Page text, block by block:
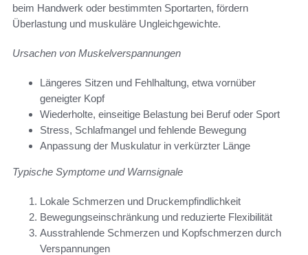
beim Handwerk oder bestimmten Sportarten, fördern
Überlastung und muskuläre Ungleichgewichte.
Ursachen von Muskelverspannungen
Längeres Sitzen und Fehlhaltung, etwa vornüber
geneigter Kopf
Wiederholte, einseitige Belastung bei Beruf oder Sport
Stress, Schlafmangel und fehlende Bewegung
Anpassung der Muskulatur in verkürzter Länge
Typische Symptome und Warnsignale
Lokale Schmerzen und Druckempfindlichkeit
Bewegungseinschränkung und reduzierte Flexibilität
Ausstrahlende Schmerzen und Kopfschmerzen durch
Verspannungen